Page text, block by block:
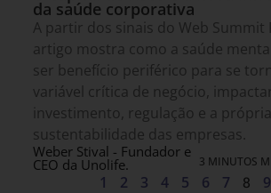
da saúde corporativa
A partir dos sinais do Web Summit
artigo mostra como a saúde
ser benefício periférico para se
variável crítica de negócio,
investimento, regulação e a própria
sustentabilidade das empresas.
Weber Stival - Fundador e
CEO da Unolife. 3 MINUTOS
1 2 3 4 5 6 7 8 9